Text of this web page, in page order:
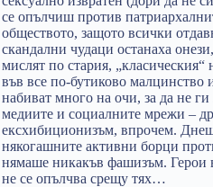
се опълчиш против
обществото, защото всички
скандални чудаци останаха
мислят по стария,
във все по-бутиково малцинство
набиват много на очи, за да не
медиите и социалните мрежи –
ексхибиционизъм, впрочем.
някогашните активни борци
нямаше никакъв фашизъм. Герои
не се опълчва срещу тях…